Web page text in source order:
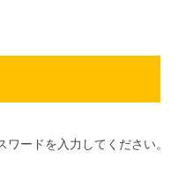
ードを入力してください。